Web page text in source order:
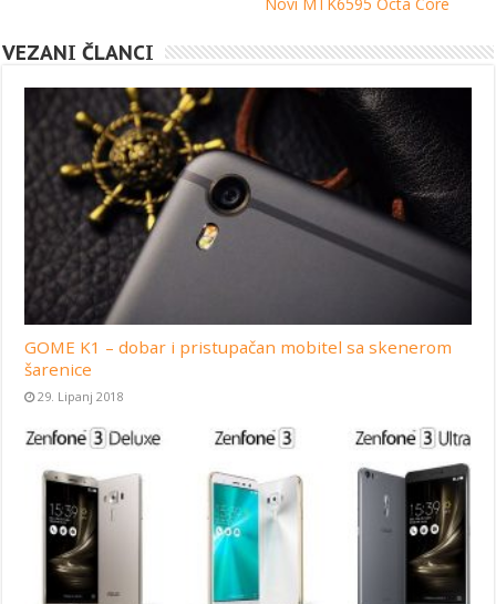
VEZANI ČLANCI
GOME K1 – dobar i pristupačan mobitel sa skenerom
šarenice
29. Lipanj 2018